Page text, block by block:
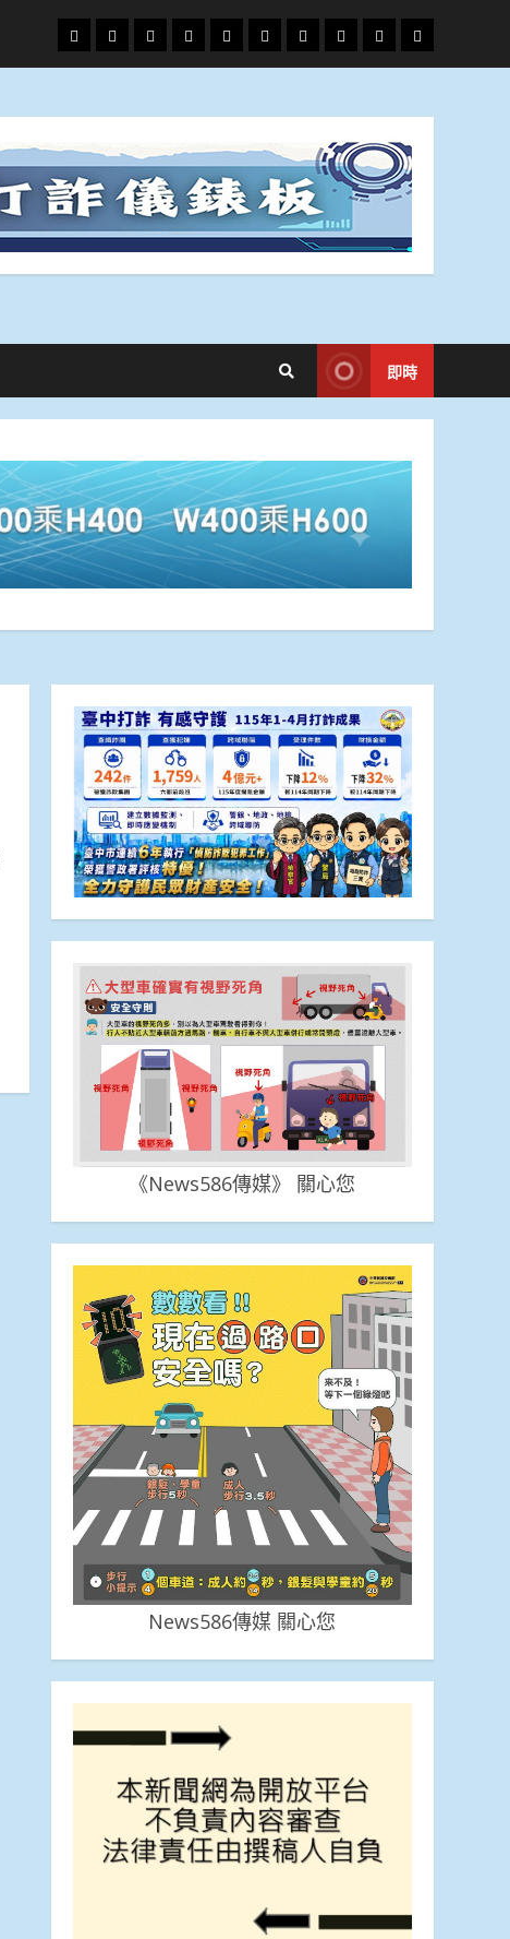
頭
條
財
經
地
方.
文
教.
專
題
娛
樂
政
治
國
際
運
動
生
活
即時
《News586傳媒》 關心您
News586傳媒 關心您